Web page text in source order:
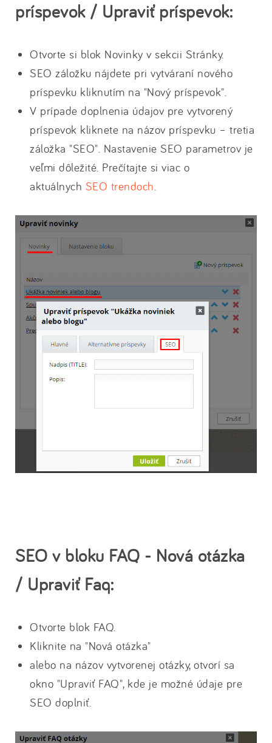
príspevok / Upraviť príspevok:
Otvorte si blok Novinky v sekcii Stránky.
SEO záložku nájdete pri vytváraní nového
príspevku kliknutím na "Nový príspevok".
V prípade doplnenia údajov pre vytvorený
príspevok kliknete na názov príspevku – tretia
záložka "SEO". Nastavenie SEO parametrov je
veľmi dôležité. Prečítajte si viac o
aktuálnych SEO trendoch.
SEO v bloku FAQ - Nová otázka
/ Upraviť Faq:
Otvorte blok FAQ.
Kliknite na "Nová otázka"
alebo na názov vytvorenej otázky, otvorí sa
okno "Upraviť FAQ", kde je možné údaje pre
SEO doplniť.